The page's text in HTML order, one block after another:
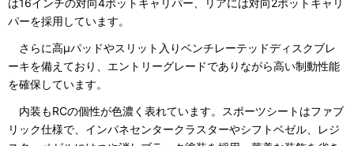
パーを採用しています。
さらに高μパッドやスリット入りベンチレーテッドディスクブレ
ーキを備えており、エントリーグレードでありながら高い制動性能
を確保しています。
内装もRCの個性が色濃く表れています。スポーツシートはファブ
リック仕様で、インパネセンタークラスターやシフトベゼル、レジ